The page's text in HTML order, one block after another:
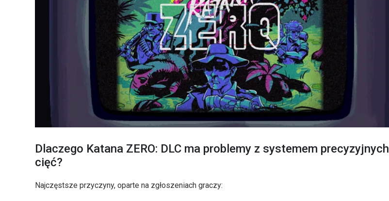
Dlaczego Katana ZERO: DLC ma problemy z systemem precyzyjnych
cięć?
Najczęstsze przyczyny, oparte na zgłoszeniach graczy: